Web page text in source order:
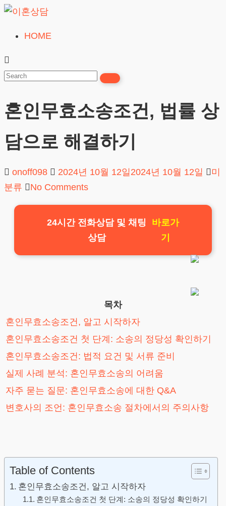
Skip
content
혼
상
24시간365일
HOME
혼인무효소송조건, 법률 상
담으로 해결하기
onoff098 2024년 10월 12일 2024년 10월 12일
미
분류
No Comments
24시간 전화상담 및 채팅
상담
바로가
기
목차
혼인무효소송조건, 알고 시작하자
혼인무효소송조건 첫 단계: 소송의 정당성 확인하기
혼인무효소송조건: 법적 요건 및 서류 준비
실제 사례 분석: 혼인무효소송의 어려움
자주 묻는 질문: 혼인무효소송에 대한 Q&A
변호사의 조언: 혼인무효소송 절차에서의 주의사항
Table of Contents
혼인무효소송조건, 알고 시작하자
혼인무효소송조건 첫 단계: 소송의 정당성 확인하기